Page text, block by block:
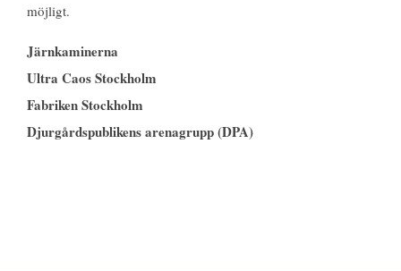
möjligt.
Järnkaminerna
Ultra Caos Stockholm
Fabriken Stockholm
Djurgårdspublikens arenagrupp (DPA)